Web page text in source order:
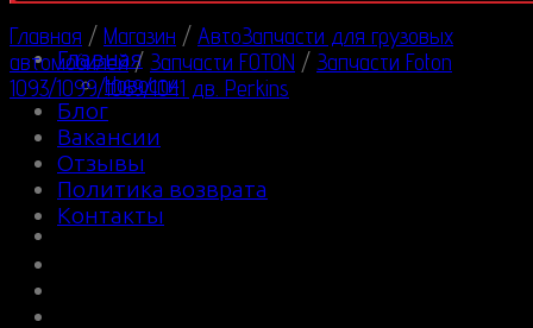
Главная
Новости
Блог
Вакансии
Отзывы
Политика возврата
Контакты
Главная / Магазин / АвтоЗапчасти для грузовых
автомобилей / Запчасти FOTON / Запчасти Foton
1093/1099/1069/1041 дв. Perkins